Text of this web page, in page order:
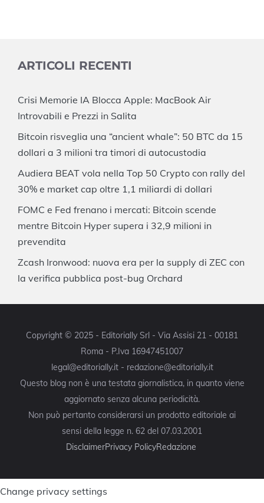
ARTICOLI RECENTI
Crisi Memorie IA Blocca Apple: MacBook Air
Introvabili e Prezzi in Salita
Bitcoin risveglia una “ancient whale”: 50 BTC da 15
dollari a 3 milioni tra timori di autocustodia
Audiera BEAT vola nella Top 50 Crypto con rally del
30% e market cap oltre 1,1 miliardi di dollari
FOMC e Fed frenano i mercati: Bitcoin scende
mentre Bitcoin Hyper supera i 32,9 milioni in
prevendita
Zcash Ironwood: nuova era per la supply di ZEC con
la verifica pubblica post-bug Orchard
Copyright © 2025 - Editorially Srl - Via Assisi 21 - 00181
Roma - P.Iva 16947451007
legal@editorially.it - redazione@editorially.it
Questo blog non è una testata giornalistica, in quanto viene
aggiornato senza alcuna periodicità.
Non può pertanto considerarsi un prodotto editoriale ai
sensi della legge n. 62 del 07.03.2001
DisclaimerPrivacy PolicyRedazione
Change privacy settings